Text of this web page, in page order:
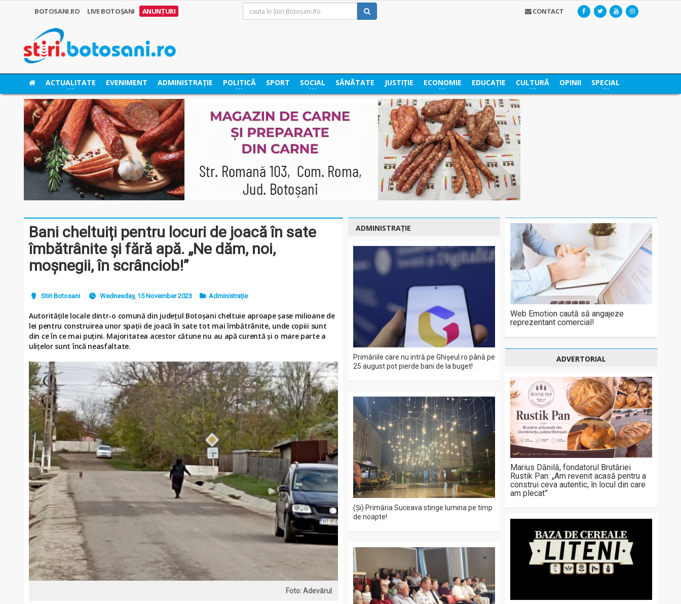
BOTOSANI.RO LIVE BOTOȘANI ANUNȚURI CONTACT
ACTUALITATE EVENIMENT ADMINISTRAȚIE POLITICĂ SPORT SOCIAL SĂNĂTATE JUSTIȚIE ECONOMIE EDUCAȚIE CULTURĂ OPINII SPECIAL
Bani cheltuiți pentru locuri de joacă în sate
îmbătrânite și fără apă. „Ne dăm, noi,
moșnegii, în scrânciob!”
Stiri Botosani Wednesday, 15 November 2023 Administrație
Autoritățile locale dintr-o comună din județul Botoșani cheltuie aproape șase milioane de
lei pentru construirea unor spații de joacă în sate tot mai îmbătrânite, unde copiii sunt
din ce în ce mai puțini. Majoritatea acestor cătune nu au apă curentă și o mare parte a
ulițelor sunt încă neasfaltate.
Foto: Adevărul
ADMINISTRAȚIE
Primăriile care nu intră pe Ghişeul.ro până pe
25 august pot pierde bani de la buget!
(Și) Primăria Suceava stinge lumina pe timp
de noapte!
Web Emotion caută să angajeze
reprezentant comercial!
ADVERTORIAL
Marius Dănilă, fondatorul Brutăriei
Rustik Pan: „Am revenit acasă pentru a
construi ceva autentic, în locul din care
am plecat”